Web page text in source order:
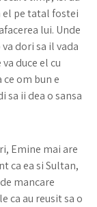
el pe tatal fostei
lui. Unde
dori sa il vada
duce el cu
om bun e
sa ii dea o sansa
Emine mai are
ca ea si Sultan,
mancare
ca au reusit sa o